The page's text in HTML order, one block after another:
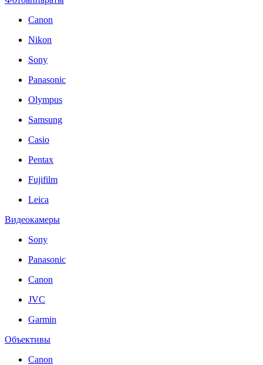
Canon
Nikon
Sony
Panasonic
Olympus
Samsung
Casio
Pentax
Fujifilm
Leica
Видеокамеры
Sony
Panasonic
Canon
JVC
Garmin
Объективы
Canon